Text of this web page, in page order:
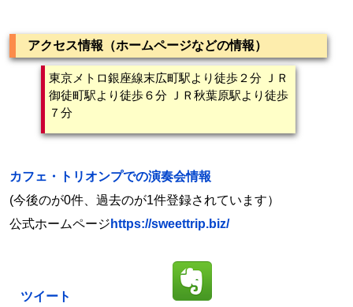
アクセス情報（ホームページなどの情報）
東京メトロ銀座線末広町駅より徒歩２分 ＪＲ
御徒町駅より徒歩６分 ＪＲ秋葉原駅より徒歩
７分
カフェ・トリオンプでの演奏会情報
(今後のが0件、過去のが1件登録されています）
公式ホームページ https://sweettrip.biz/
ツイート